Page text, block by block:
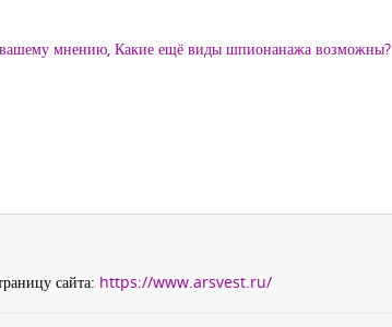
мнению, Какие ещё виды шпионанажа возможны?
сайта: https://www.arsvest.ru/